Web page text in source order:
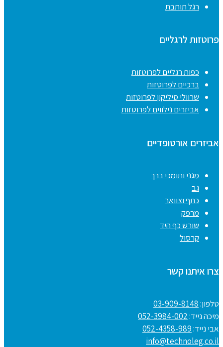
רגל תותבת
פרוטזות לרגליים
כפות רגליים לפרוטזות
ברכיים לפרוטזות
שרוולי סיליקון לפרוטזות
אביזרים נילווים לפרוטזות
אביזרים אורטופדיים
מגני ותומכי ברך
גב
כתף וצוואר
מרפק
שורש כף היד
קרסול
צרו איתנו קשר
טלפון:03-909-8148
מיכה נייד:052-3984-002
אבי נייד:052-4358-989
info@technoleg.co.il